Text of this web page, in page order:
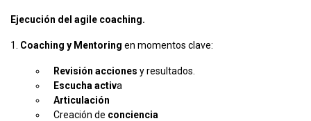
Ejecución del agile coaching.
1. Coaching y Mentoring en momentos clave:
Revisión acciones y resultados.
Escucha activa
Articulación
Creación de conciencia